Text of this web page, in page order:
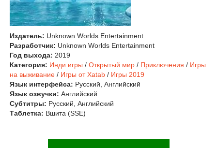
Издатель: Unknown Worlds Entertainment
Разработчик: Unknown Worlds Entertainment
Год выхода: 2019
Категория: Инди игры / Открытый мир / Приключения / Игры
на выживание / Игры от Xatab / Игры 2019
Язык интерфейса: Русский, Английский
Язык озвучки: Английский
Субтитры: Русский, Английский
Таблетка: Вшита (SSE)